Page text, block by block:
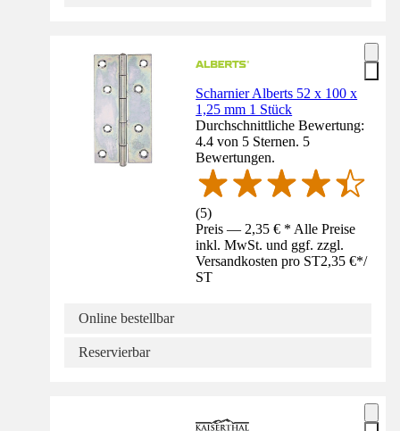
Scharnier Alberts 52 x 100 x
1,25 mm 1 Stück
Durchschnittliche Bewertung:
4.4 von 5 Sternen. 5
Bewertungen.
(5)
Preis — 2,35 € * Alle Preise
inkl. MwSt. und ggf. zzgl.
Versandkosten pro ST2,35 €*/
ST
Online bestellbar
Reservierbar